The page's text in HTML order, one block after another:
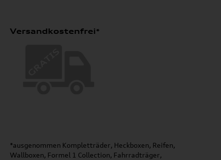
Versandkostenfrei*
*ausgenommen Kompletträder, Heckboxen, Reifen,
Wallboxen, Formel 1 Collection, Fahrradträger,